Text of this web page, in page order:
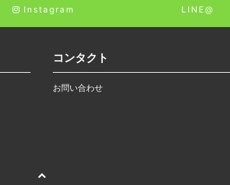
Instagram LINE@
コンタクト
お問い合わせ